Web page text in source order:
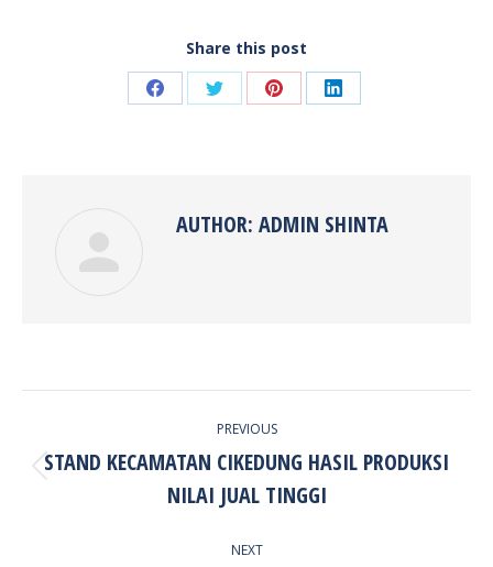
Share this post
Share Share Share Share
AUTHOR: ADMIN SHINTA
PREVIOUS
Previous
post:
STAND KECAMATAN CIKEDUNG HASIL PRODUKSI
NILAI JUAL TINGGI
NEXT